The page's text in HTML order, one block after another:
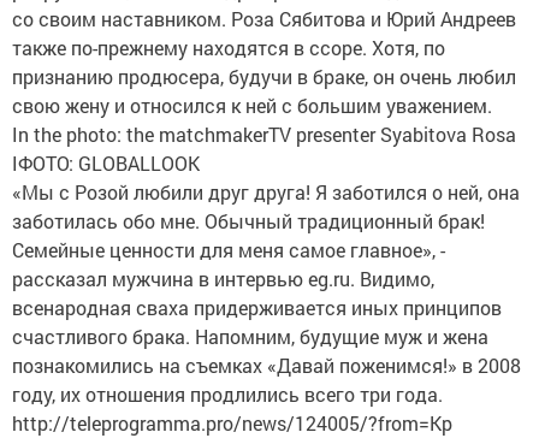
со своим наставником. Роза Сябитова и Юрий Андреев
также по-прежнему находятся в ссоре. Хотя, по
признанию продюсера, будучи в браке, он очень любил
свою жену и относился к ней с большим уважением.
In the photo: the matchmakerTV presenter Syabitova Rosa
IФОТО: GLOBALLOOK
«Мы с Розой любили друг друга! Я заботился о ней, она
заботилась обо мне. Обычный традиционный брак!
Семейные ценности для меня самое главное», -
рассказал мужчина в интервью eg.ru. Видимо,
всенародная сваха придерживается иных принципов
счастливого брака. Напомним, будущие муж и жена
познакомились на съемках «Давай поженимся!» в 2008
году, их отношения продлились всего три года.
http://teleprogramma.pro/news/124005/?from=Kp